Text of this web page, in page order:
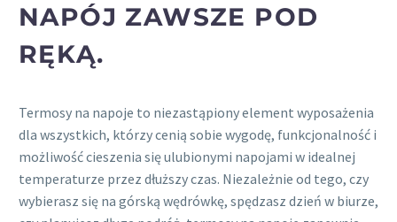
NAPÓJ ZAWSZE POD
RĘKĄ.
Termosy na napoje to niezastąpiony element wyposażenia
dla wszystkich, którzy cenią sobie wygodę, funkcjonalność i
możliwość cieszenia się ulubionymi napojami w idealnej
temperaturze przez dłuższy czas. Niezależnie od tego, czy
wybierasz się na górską wędrówkę, spędzasz dzień w biurze,